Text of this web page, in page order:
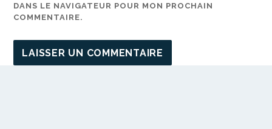
DANS LE NAVIGATEUR POUR MON PROCHAIN
COMMENTAIRE.